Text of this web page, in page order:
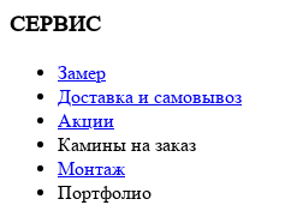
СЕРВИС
Замер
Доставка и самовывоз
Акции
Камины на заказ
Монтаж
Портфолио